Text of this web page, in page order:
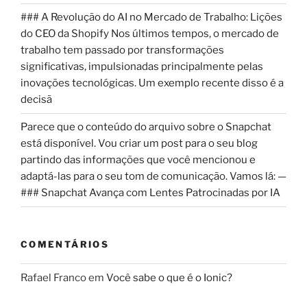
### A Revolução do AI no Mercado de Trabalho: Lições
do CEO da Shopify Nos últimos tempos, o mercado de
trabalho tem passado por transformações
significativas, impulsionadas principalmente pelas
inovações tecnológicas. Um exemplo recente disso é a
decisã
Parece que o conteúdo do arquivo sobre o Snapchat
está disponível. Vou criar um post para o seu blog
partindo das informações que você mencionou e
adaptá-las para o seu tom de comunicação. Vamos lá: —
### Snapchat Avança com Lentes Patrocinadas por IA
COMENTÁRIOS
Rafael Francoem Você sabe o que é o Ionic?